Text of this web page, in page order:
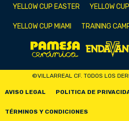
YELLOW CUP EASTER YELLOW
YELLOW CUP MIAMI TRAINING
©VILLARREAL CF. TODOS LOS
AVISO LEGAL POLITICA DE
TÉRMINOS Y CONDICIONES